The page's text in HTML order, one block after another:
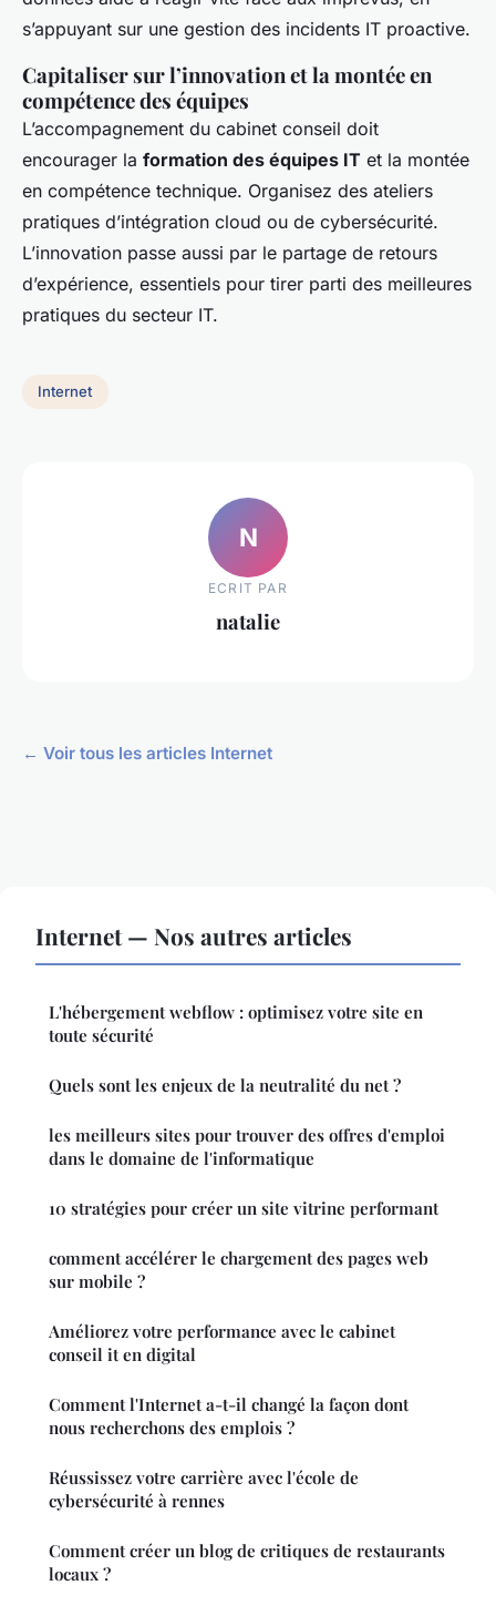
s’appuyant sur une gestion des incidents IT proactive.
Capitaliser sur l’innovation et la montée en
compétence des équipes
L’accompagnement du cabinet conseil doit
encourager la formation des équipes IT et la montée
en compétence technique. Organisez des ateliers
pratiques d’intégration cloud ou de cybersécurité.
L’innovation passe aussi par le partage de retours
d’expérience, essentiels pour tirer parti des meilleures
pratiques du secteur IT.
Internet
N
ECRIT PAR
natalie
← Voir tous les articles Internet
Internet — Nos autres articles
L'hébergement webflow : optimisez votre site en
toute sécurité
Quels sont les enjeux de la neutralité du net ?
les meilleurs sites pour trouver des offres d'emploi
dans le domaine de l'informatique
10 stratégies pour créer un site vitrine performant
comment accélérer le chargement des pages web
sur mobile ?
Améliorez votre performance avec le cabinet
conseil it en digital
Comment l'Internet a-t-il changé la façon dont
nous recherchons des emplois ?
Réussissez votre carrière avec l'école de
cybersécurité à rennes
Comment créer un blog de critiques de restaurants
locaux ?